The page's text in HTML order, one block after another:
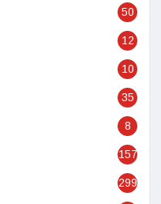
50
12
10
35
8
157
299